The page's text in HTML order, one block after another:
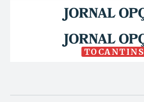
TOCANTINS